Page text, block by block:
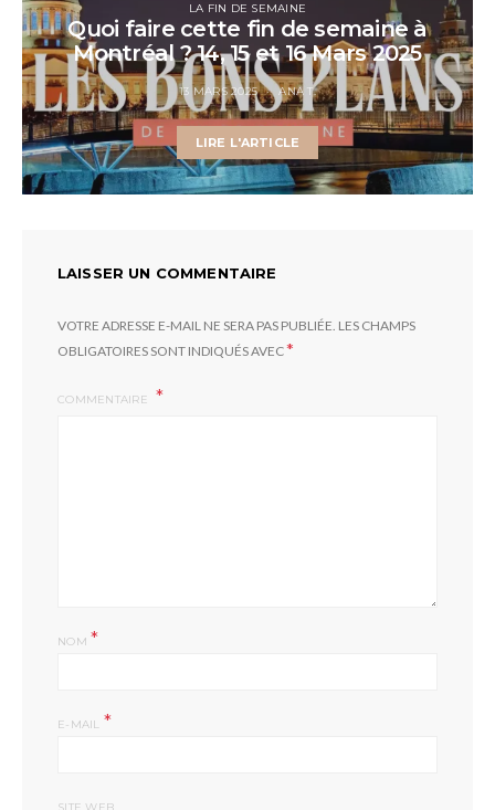
LA FIN DE SEMAINE
Quoi faire cette fin de semaine à
Montréal ? 14, 15 et 16 Mars 2025
13 MARS 2025 ANA T.
LIRE L'ARTICLE
LAISSER UN COMMENTAIRE
VOTRE ADRESSE E-MAIL NE SERA PAS PUBLIÉE. LES CHAMPS
OBLIGATOIRES SONT INDIQUÉS AVEC*
COMMENTAIRE
NOM *
E-MAIL *